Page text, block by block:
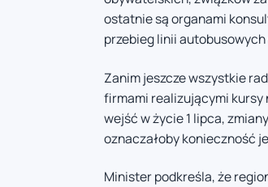
ostatnie są organami
przebieg linii
Zanim jeszcze wszystkie
firmami realizującymi kursy
wejść w życie 1 lipca,
oznaczałoby konieczność
Minister podkreśla, że